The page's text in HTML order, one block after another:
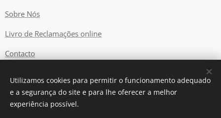
Sobre Nós
Livro de Reclamações online
Contacto
Cookies
Utilizamos cookies para permitir o funcionamento adequado
e a segurança do site e para lhe oferecer a melhor
experiência possível.